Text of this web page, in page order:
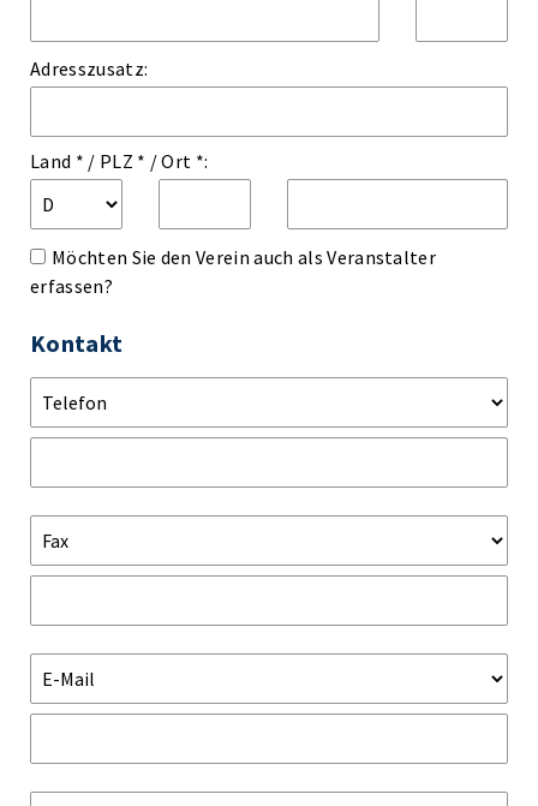
Adresszusatz:
Land * / PLZ * /Ort *:
Möchten Sie den Verein auch als Veranstalter
erfassen?
Kontakt